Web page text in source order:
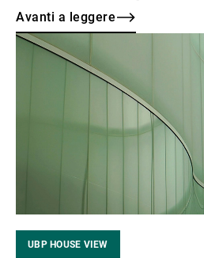
conferenze è stata ideata
dipendenti a prendersi cura
e mentale.
Avanti a leggere
Avanti
UBP HOUSE VIEW